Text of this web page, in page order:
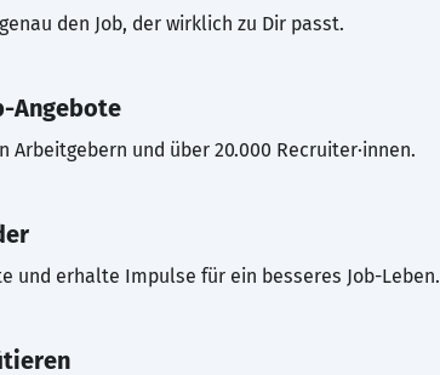
den Job, der wirklich zu Dir passt.
Angebote
Arbeitgebern und über 20.000 Recruiter·innen.
und erhalte Impulse für ein besseres Job-Leben.